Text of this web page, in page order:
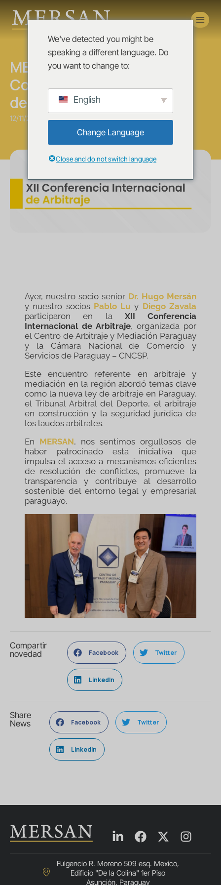
Novedades
MERSAN en la XII
Conferencia Internacional
de Arbitraje
12/11/2025
Ayer, nuestro socio senior Dr. Hugo Mersán
y nuestro socios Pablo Lu y Diego Zavala
participaron en la XII Conferencia
Internacional de Arbitraje, organizada por
el Centro de Arbitraje y Mediación Paraguay
y la Cámara Nacional de Comercio y
Servicios de Paraguay – CNCSP.
Este encuentro referente en arbitraje y
mediación en la región abordó temas clave
como la nueva ley de arbitraje en Paraguay,
el Tribunal Arbitral del Deporte, el arbitraje
en construcción y la seguridad jurídica de
los laudos arbitrales.
En MERSAN, nos sentimos orgullosos de
haber patrocinado esta iniciativa que
impulsa el acceso a mecanismos eficientes
de resolución de conflictos, promueve la
transparencia y contribuye al desarrollo
sostenible del entorno legal y empresarial
paraguayo.
Compartir
novedad
Facebook Twitter
LinkedIn
Share
News
Facebook Twitter
LinkedIn
Fulgencio R. Moreno 509 esq. Mexico,
Edificio "De la Colina" 1er Piso
Asunción, Paraguay
We've detected you might be
speaking a different language. Do
you want to change to:
English
Change Language
Close and do not switch language